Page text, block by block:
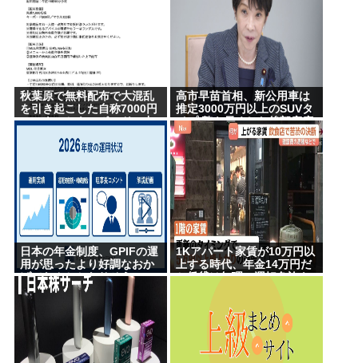
秋葉原で無料配布で大混乱
を引き起こした自称7000円
のマウスとキーボード、中
るゴミだったwww
高市早苗首相、新公用車は
推定3000万円以上のSUVタ
イプ 贅を尽くした後部座席
でたばこを吸うのが至福の
時間か どんどん延びる乗車
時間
日本の年金制度、GPIFの運
用が思ったより好調なおか
げでなんとかなりそう
1Kアパート家賃が10万円以
上する時代、年金14万円だ
と賃貸は無理、運転免許も